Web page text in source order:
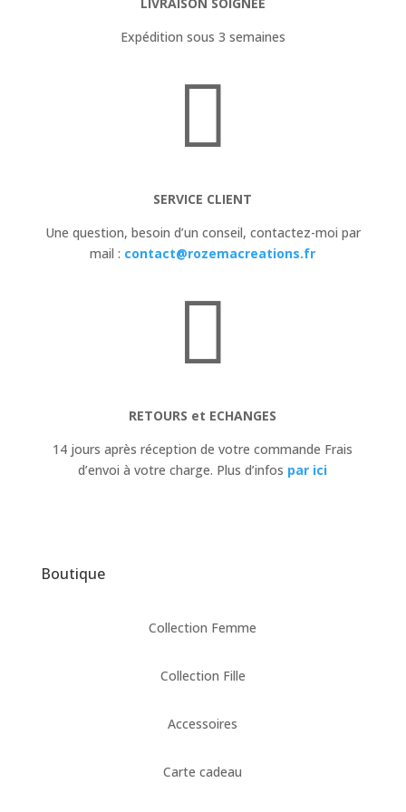
Expédition sous 3 semaines

SERVICE CLIENT
Une question, besoin d’un conseil, contactez-moi par
mail : contact@rozemacreations.fr

RETOURS et ECHANGES
14 jours après réception de votre commande Frais
d’envoi à votre charge. Plus d’infos par ici
Boutique
Collection Femme
Collection Fille
Accessoires
Carte cadeau